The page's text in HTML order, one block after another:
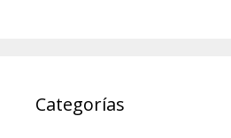
Categorías